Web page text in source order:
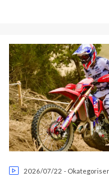
2026/07/22 -